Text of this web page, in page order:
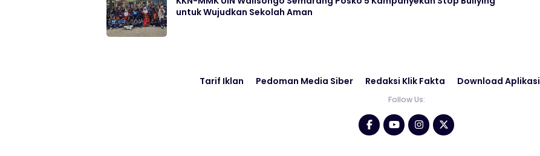
untuk Wujudkan Sekolah Aman
Tarif Iklan Pedoman Media Siber Redaksi Klik Fakta Download Aplikasi
Follow Us: